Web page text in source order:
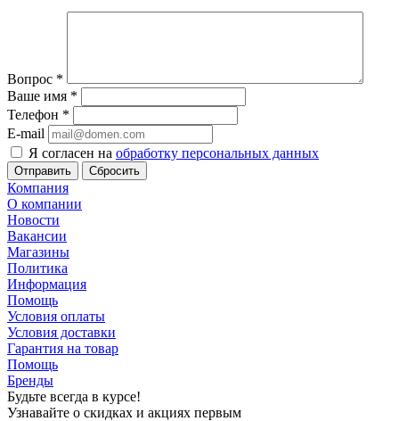
Вопрос *
Ваше имя *
Телефон *
E-mail
Я согласен на обработку персональных данных
Сбросить
Компания
О компании
Новости
Вакансии
Магазины
Политика
Информация
Помощь
Условия оплаты
Условия доставки
Гарантия на товар
Помощь
Бренды
Будьте всегда в курсе!
Узнавайте о скидках и акциях первым